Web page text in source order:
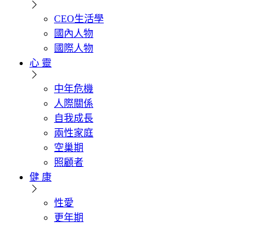
CEO生活學
國內人物
國際人物
心 靈
中年危機
人際關係
自我成長
兩性家庭
空巢期
照顧者
健 康
性愛
更年期